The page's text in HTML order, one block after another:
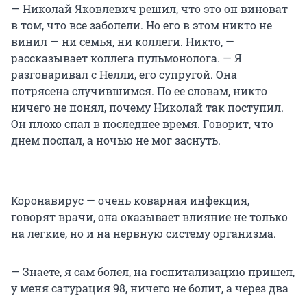
— Николай Яковлевич решил, что это он виноват
в том, что все заболели. Но его в этом никто не
винил — ни семья, ни коллеги. Никто, —
рассказывает коллега пульмонолога. — Я
разговаривал с Нелли, его супругой. Она
потрясена случившимся. По ее словам, никто
ничего не понял, почему Николай так поступил.
Он плохо спал в последнее время. Говорит, что
днем поспал, а ночью не мог заснуть.
Коронавирус — очень коварная инфекция,
говорят врачи, она оказывает влияние не только
на легкие, но и на нервную систему организма.
— Знаете, я сам болел, на госпитализацию пришел,
у меня сатурация 98, ничего не болит, а через два